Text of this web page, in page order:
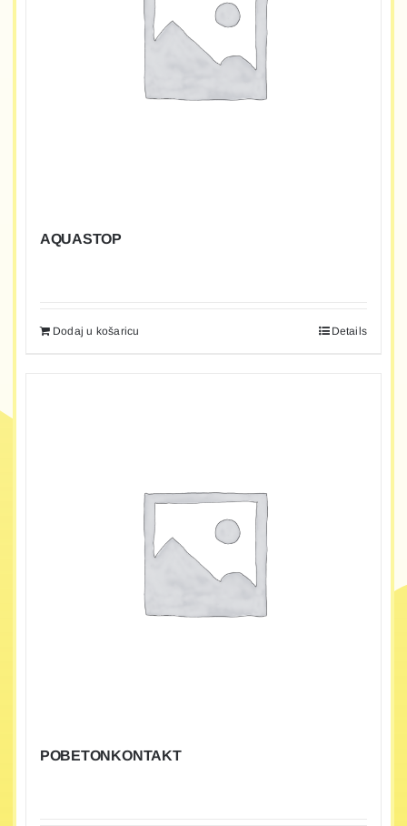
AQUASTOP
Dodaj u košaricu Details
POBETONKONTAKT